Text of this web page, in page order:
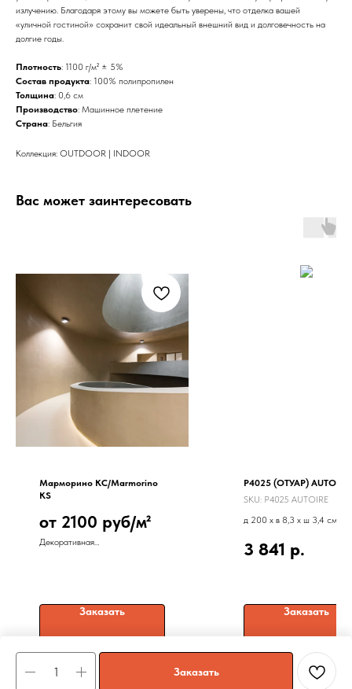
Заказать
излучению. Благодаря этому вы можете быть уверены, что отделка вашей
«уличной гостиной» сохранит свой идеальный внешний вид и долговечность на
долгие годы.
Плотность: 1100 г/м² ± 5%
Состав продукта: 100% полипропилен
Толщина: 0,6 см
Производство: Машинное плетение
Страна: Бельгия
Коллекция: OUTDOOR | INDOOR
Вас может заинтересовать
Марморино КС/Marmorino
KS
от 2100 руб/м²
Декоративная
Заказать
P4025 (ОТУАР) AUTOIRE
SKU: P4025 AUTOIRE
д 200 x в 8,3 x ш 3,4 см
3 841 р.
Заказать